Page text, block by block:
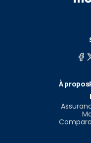
À propos